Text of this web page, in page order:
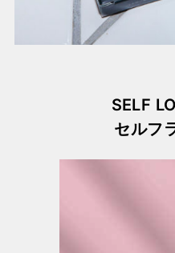
SELF
セルフ